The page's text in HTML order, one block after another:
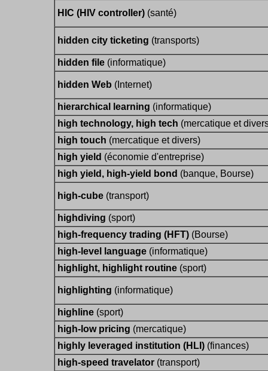
HIC (HIV controller) (santé)
hidden city ticketing (transports)
hidden file (informatique)
hidden Web (Internet)
hierarchical learning (informatique)
high technology, high tech (mercatique et
high touch (mercatique et divers)
high yield (économie d'entreprise)
high yield, high-yield bond (banque, Bourse)
high-cube (transport)
highdiving (sport)
high-frequency trading (HFT) (Bourse)
high-level language (informatique)
highlight, highlight routine (sport)
highlighting (informatique)
highline (sport)
high-low pricing (mercatique)
highly leveraged institution (HLI) (finances)
high-speed travelator (transport)